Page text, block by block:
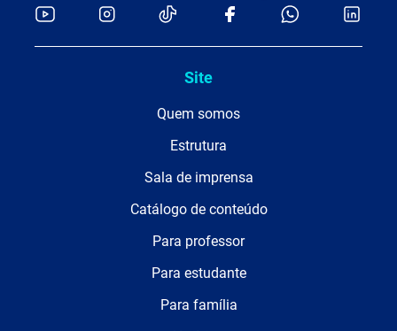
Site
Quem somos
Estrutura
Sala de imprensa
Catálogo de conteúdo
Para professor
Para estudante
Para família